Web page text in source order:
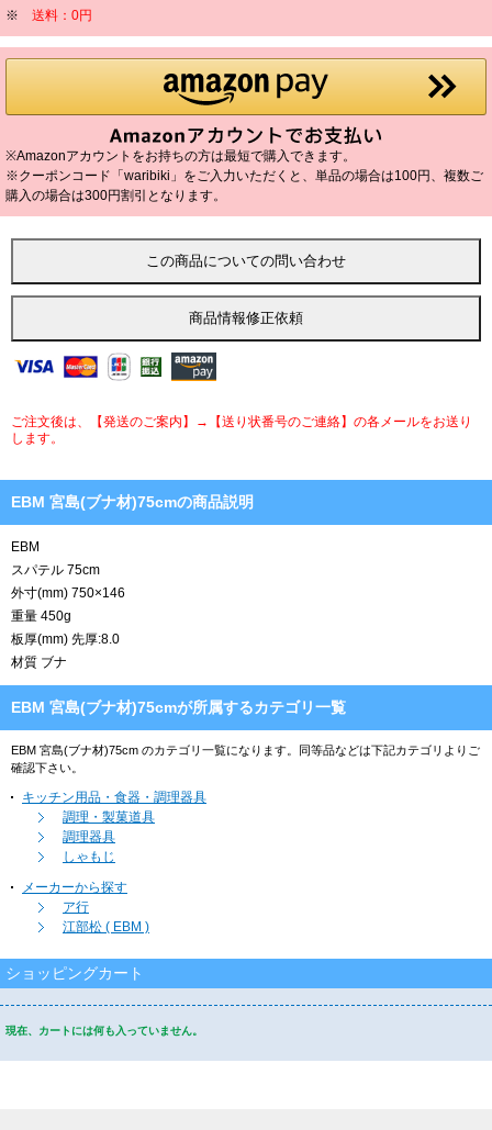
※ 送料：0円
※Amazonアカウントをお持ちの方は最短で購入できます。
※クーポンコード「waribiki」をご入力いただくと、単品の場合は100円、複数ご
購入の場合は300円割引となります。
ご注文後は、【発送のご案内】→【送り状番号のご連絡】の各メールをお送り
します。
EBM 宮島(ブナ材)75cmの商品説明
EBM
スパテル 75cm
外寸(mm) 750×146
重量 450g
板厚(mm) 先厚:8.0
材質 ブナ
EBM 宮島(ブナ材)75cmが所属するカテゴリ一覧
EBM 宮島(ブナ材)75cm のカテゴリ一覧になります。同等品などは下記カテゴリよりご
確認下さい。
キッチン用品・食器・調理器具
調理・製菓道具
調理器具
しゃもじ
メーカーから探す
ア行
江部松 ( EBM )
ショッピングカート
現在、カートには何も入っていません。